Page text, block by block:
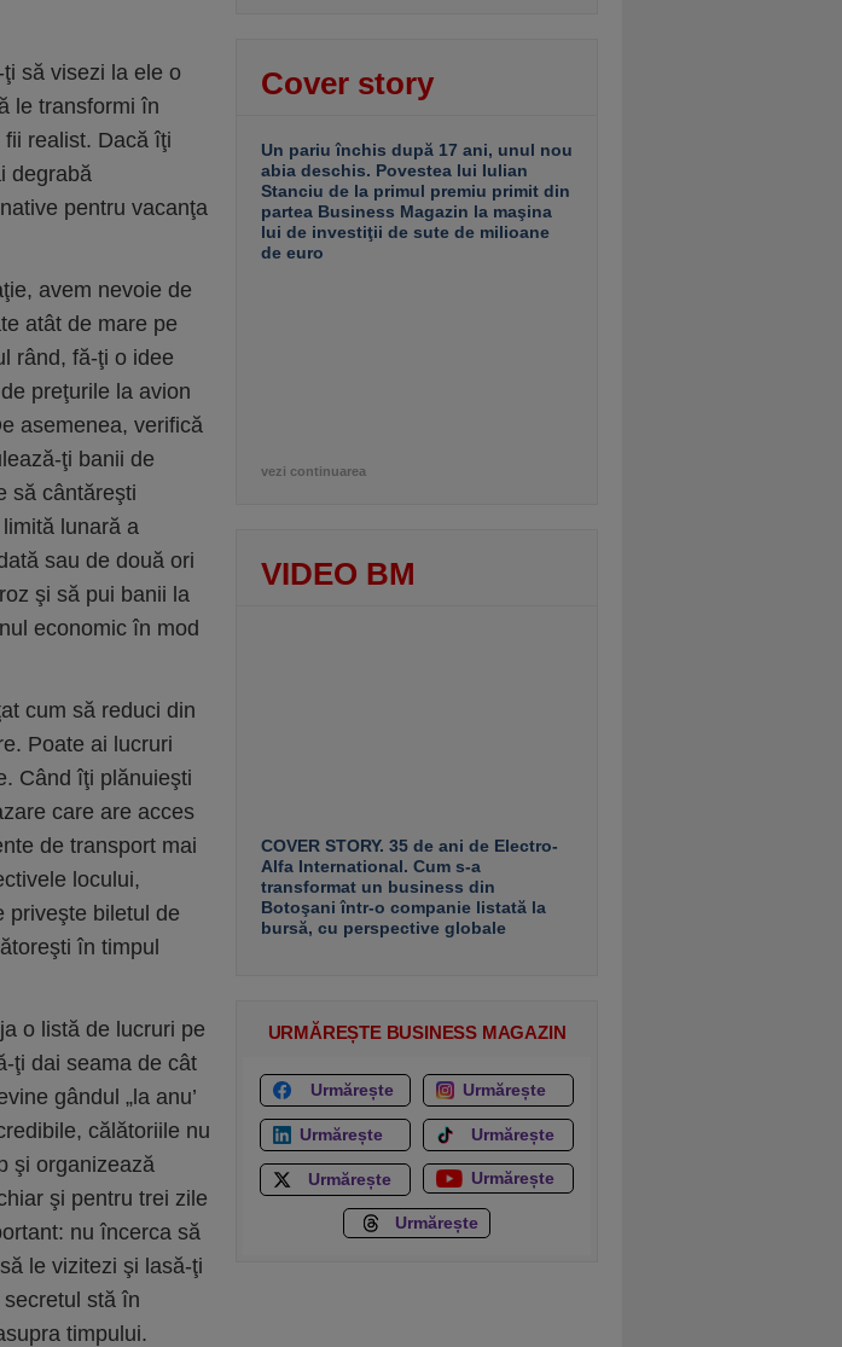
să visezi la ele o
le transformi în
realist. Dacă îţi
degrabă
pentru vacanţa
avem nevoie de
atât de mare pe
rând, fă-ţi o idee
preţurile la avion
asemenea, verifică
ţi banii de
să cântăreşti
lunară a
sau de două ori
şi să pui banii la
economic în mod
cum să reduci din
Poate ai lucruri
Când îţi plănuieşti
care are acces
de transport mai
locului,
priveşte biletul de
în timpul
o listă de lucruri pe
ţi dai seama de cât
gândul „la anu’
călătoriile nu
şi organizează
şi pentru trei zile
nu încerca să
le vizitezi şi lasă-ţi
stă în
timpului.
Cover story
Un pariu închis după 17 ani, unul nou
abia deschis. Povestea lui Iulian
Stanciu de la primul premiu primit din
partea Business Magazin la maşina
lui de investiţii de sute de milioane
de euro
vezi continuarea
VIDEO BM
COVER STORY. 35 de ani de Electro-
Alfa International. Cum s-a
transformat un business din
Botoşani într-o companie listată la
bursă, cu perspective globale
URMĂREȘTE BUSINESS MAGAZIN
Urmărește Urmărește
Urmărește Urmărește
Urmărește Urmărește
Urmărește